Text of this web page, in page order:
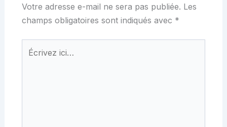
Votre adresse e-mail ne sera pas publiée. Les
champs obligatoires sont indiqués avec *
Écrivez
ici…